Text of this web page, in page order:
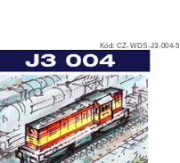
Kód: CZ-WDS-J3-004-5